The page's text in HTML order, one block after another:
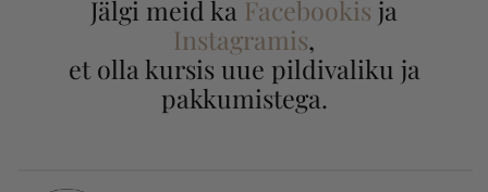
Jälgi meid ka Facebookis ja
Instagramis,
et olla kursis uue pildivaliku ja
pakkumistega.